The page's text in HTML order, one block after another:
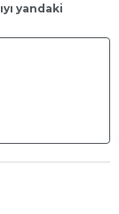
yandaki